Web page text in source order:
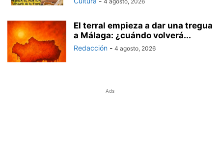
El terral empieza a dar una tregua
a Málaga: ¿cuándo volverá...
Redacción - 4 agosto, 2026
Ads